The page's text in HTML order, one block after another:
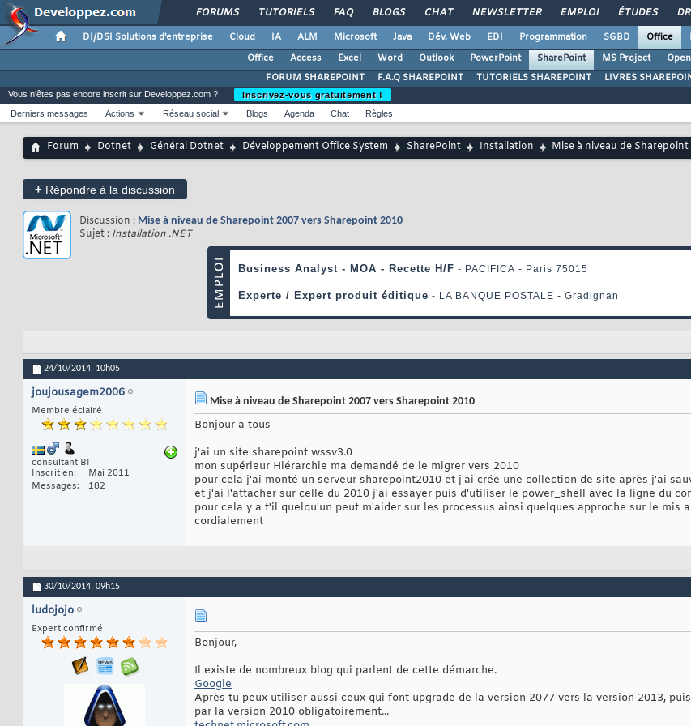
FORUMS TUTORIELS FAQ BLOGS CHAT NEWSLETTER EMPLOI ÉTUDES
DI/DSI Solutions d'entreprise Cloud IA ALM Microsoft Java Dév. Web EDI Programmation SGBD Office
Office
Access Excel Word Outlook PowerPoint SharePoint MS Project
FORUM SHAREPOINT
F.A.Q SHAREPOINT TUTORIELS SHAREPOINT LIVRES
Vous n'êtes pas encore inscrit sur Developpez.com ?
Inscrivez-vous gratuitement !
Derniers messages
Actions Réseau social Blogs Agenda Chat Règles
Forum Dotnet Général Dotnet Développement Office System SharePoint Installation Mise à niveau de
+ Répondre à la discussion
Discussion : Mise à niveau de Sharepoint 2007 vers Sharepoint 2010
Sujet : Installation .NET
24/10/2014, 10h05
joujousagem2006
Membre éclairé
consultant BI
Inscrit en
Mai 2011
Messages
182
Mise à niveau de Sharepoint 2007 vers Sharepoint 2010
Bonjour a tous
j'ai un site sharepoint wssv3.0
mon supérieur Hiérarchie ma demandé de le migrer vers 2010
pour cela j'ai monté un serveur sharepoint2010 et j'ai crée une collection de site après j'ai
et j'ai l'attacher sur celle du 2010 j'ai essayer puis d'utiliser le power_shell avec la ligne du
pour cela y a t'il quelqu'un peut m'aider sur les processus ainsi quelques approche sur le mis
cordialement
30/10/2014, 09h15
ludojojo
Expert confirmé
Bonjour,
Il existe de nombreux blog qui parlent de cette démarche.
Google
Après tu peux utiliser aussi ceux qui font upgrade de la version 2077 vers la version 2013,
par la version 2010 obligatoirement...